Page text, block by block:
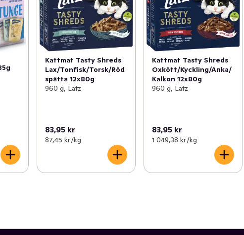
Kattmat Tasty Shreds
Lax/Tonfisk/Torsk/Röd
spätta 12x80g
960 g, Latz
83,95 kr
87,45 kr /kg
Kattmat Tasty Shreds
Oxkött/Kyckling/Anka/
Kalkon 12x80g
960 g, Latz
83,95 kr
1 049,38 kr /kg